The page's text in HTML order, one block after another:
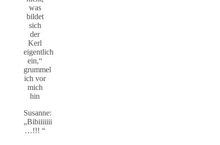
was
bildet
sich
der
Kerl
eigentlich
ein,“
grummel
ich vor
mich
hin
Susanne:
„Bibiiiiiii
…!!! “